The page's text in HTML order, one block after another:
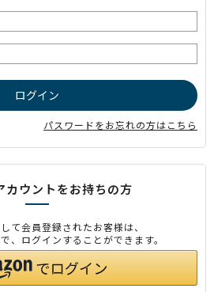
パスワードをお忘れの方はこちら
ウントをお持ちの方
て会員登録されたお客様は、
、ログインすることができます。